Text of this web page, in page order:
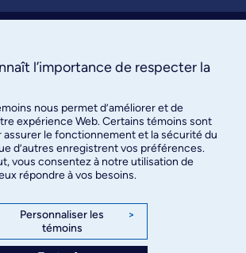
bureau 490
H3T 1P1
l’importance de respecter la
nous permet d’améliorer et de
expérience Web. Certains témoins sont
assurer le fonctionnement et la sécurité du
d’autres enregistrent vos préférences.
vous consentez à notre utilisation de
répondre à vos besoins.
Personnaliser les
témoins
>